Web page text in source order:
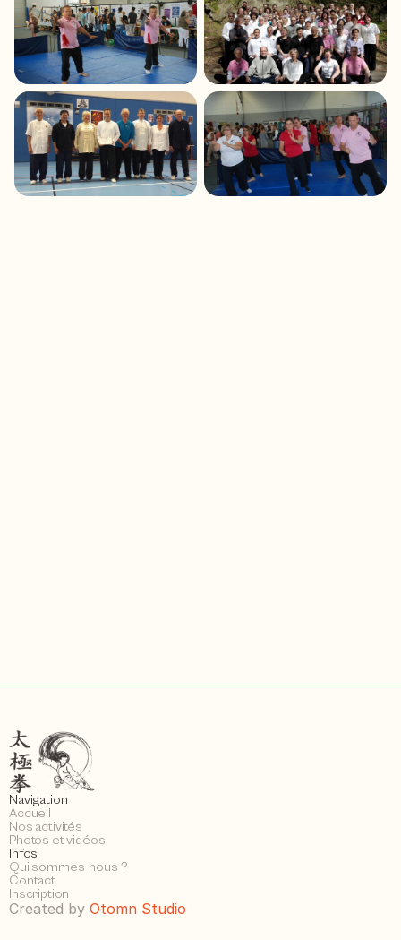
Navigation
Accueil
Nos activités
Photos et vidéos
Infos
Qui sommes-nous ?
Contact
Inscription
Created by Otomn Studio